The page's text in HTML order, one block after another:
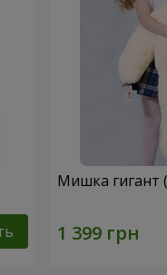
Мишка гигант